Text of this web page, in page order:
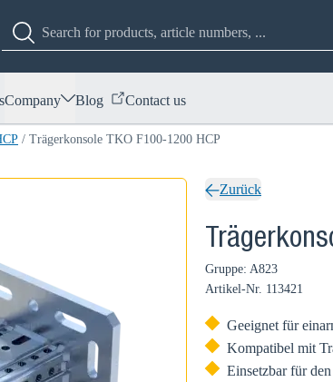
Company Blog Contact us
/ Trägerkonsole TKO F100-1200 HCP
Zurück
Gruppe: A823
Artikel-Nr. 113421
Geeignet für
Kompatibel mit
Einsetzbar für